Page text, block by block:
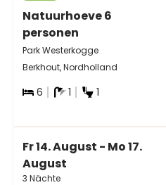
Natuurhoeve 6
personen
Park Westerkogge
Berkhout, Nordholland
6 1 1
Fr 14. August - Mo 17.
August
3 Nächte